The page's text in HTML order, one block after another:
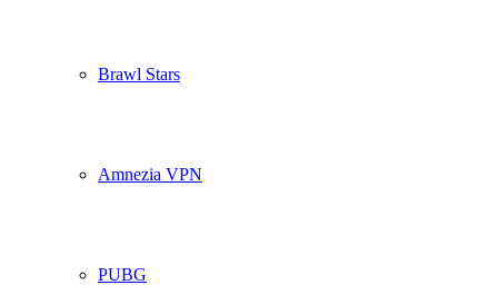
Brawl Stars
Amnezia VPN
PUBG